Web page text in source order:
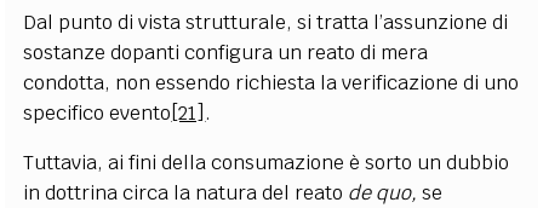
Dal punto di vista strutturale, si tratta l’assunzione di
sostanze dopanti configura un reato di mera
condotta, non essendo richiesta la verificazione di uno
specifico evento[21] .
Tuttavia, ai fini della consumazione è sorto un dubbio
in dottrina circa la natura del reato de quo,se